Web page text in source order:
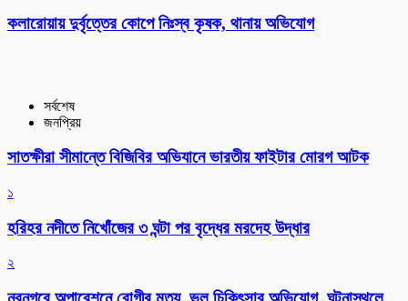
কলারোয়ায় দুর্বৃত্তের কোপে নিঃস্ব কৃষক, থানায় অভিযোগ
সর্বশেষ
জনপ্রিয়
সাতক্ষীরা সীমান্তে বিজিবির অভিযানে ভারতীয় ফাইটার মোরগ আটক
১
হরিহর নদীতে নিখোঁজের ৩ ঘন্টা পর বৃদ্ধের মরদেহ উদ্ধার
২